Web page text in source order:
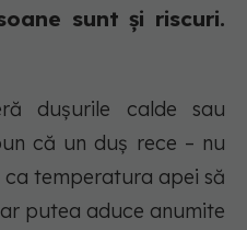
sunt și riscuri.
dușurile calde sau
că un duș rece – nu
ca temperatura apei să
putea aduce anumite